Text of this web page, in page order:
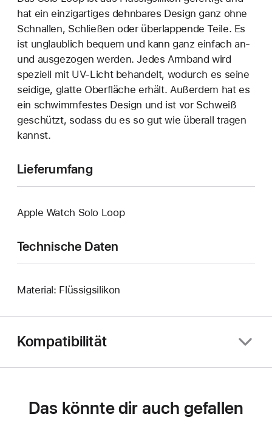
hat ein einzigartiges dehn­bares Design ganz ohne
Schnallen, Schließen oder überlappende Teile. Es
ist unglaublich bequem und kann ganz einfach an‑
und ausgezogen werden. Jedes Armband wird
speziell mit UV-Licht behandelt, wodurch es seine
seidige, glatte Oberfläche erhält. Außerdem hat es
ein schwimmfestes Design und ist vor Schweiß
geschützt, sodass du es so gut wie überall tragen
kannst.
Lieferumfang
Apple Watch Solo Loop
Technische Daten
Material: Flüssigsilikon
Kompatibilität
Das könnte dir auch gefallen